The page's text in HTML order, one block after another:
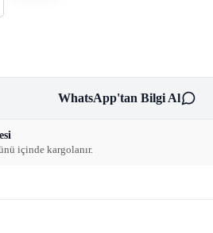
WhatsApp'tan Bilgi Al
içinde kargolanır.